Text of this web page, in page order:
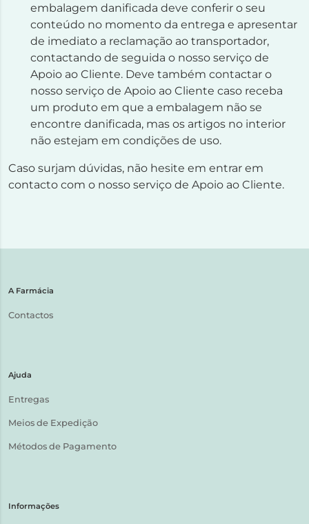
embalagem danificada deve conferir o seu
conteúdo no momento da entrega e apresentar
de imediato a reclamação ao transportador,
contactando de seguida o nosso serviço de
Apoio ao Cliente. Deve também contactar o
nosso serviço de Apoio ao Cliente caso receba
um produto em que a embalagem não se
encontre danificada, mas os artigos no interior
não estejam em condições de uso.
Caso surjam dúvidas, não hesite em entrar em
contacto com o nosso serviço de Apoio ao Cliente.
A Farmácia
Contactos
Ajuda
Entregas
Meios de Expedição
Métodos de Pagamento
Informações